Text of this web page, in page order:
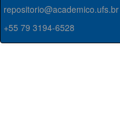
repositorio@academico.ufs.br
+55 79 3194-6528